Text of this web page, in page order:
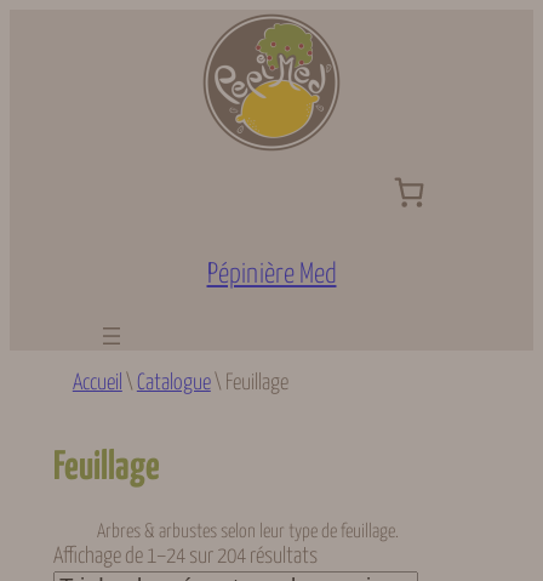
Pépinière Med
Accueil \ Catalogue\ Feuillage
Feuillage
Arbres & arbustes selon leur type de feuillage.
Affichage de 1–24 sur 204 résultatsTrié